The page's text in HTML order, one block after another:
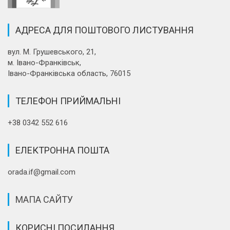
АДРЕСА ДЛЯ ПОШТОВОГО ЛИСТУВАННЯ
вул. М. Грушевського, 21,
м. Івано-Франківськ,
Івано-Франківська область, 76015
ТЕЛЕФОН ПРИЙМАЛЬНІ
+38 0342 552 616
ЕЛЕКТРОННА ПОШТА
orada.if@gmail.com
МАПА САЙТУ
КОРИСНІ ПОСИЛАННЯ